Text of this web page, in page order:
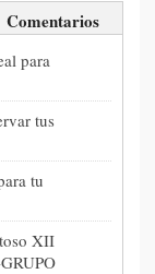
Comentarios
para
tus
tu
XII